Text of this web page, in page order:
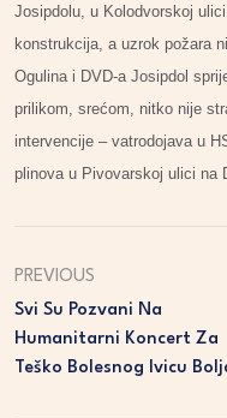
Josipdolu, u Kolodvorskoj
konstrukcija, a uzrok požara
Ogulina i DVD-a Josipdol
prilikom, srećom, nitko nije
intervencije – vatrodojava u
plinova u Pivovarskoj ulici na
PREVIOUS
Svi Su Pozvani Na
Humanitarni Koncert Za
Teško Bolesnog Ivicu